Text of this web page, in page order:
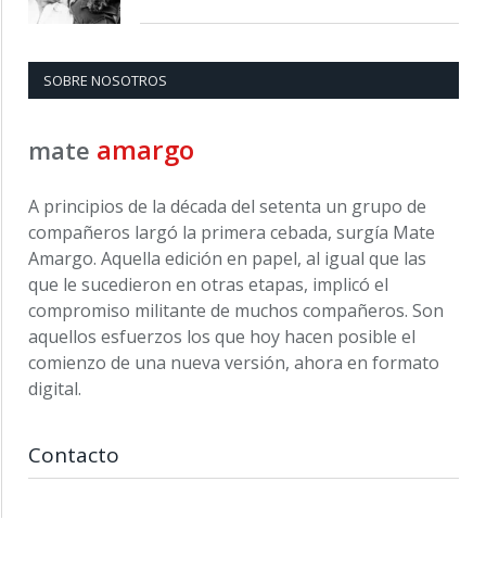
SOBRE NOSOTROS
mate amargo
A principios de la década del setenta un grupo de
compañeros largó la primera cebada, surgía Mate
Amargo. Aquella edición en papel, al igual que las
que le sucedieron en otras etapas, implicó el
compromiso militante de muchos compañeros. Son
aquellos esfuerzos los que hoy hacen posible el
comienzo de una nueva versión, ahora en formato
digital.
Contacto